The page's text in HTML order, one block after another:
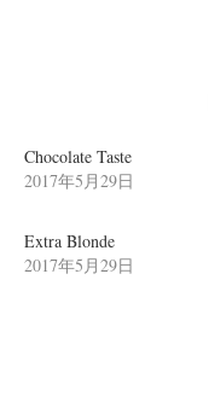
ン
Chocolate Taste
2017年5月29日
Extra Blonde
2017年5月29日